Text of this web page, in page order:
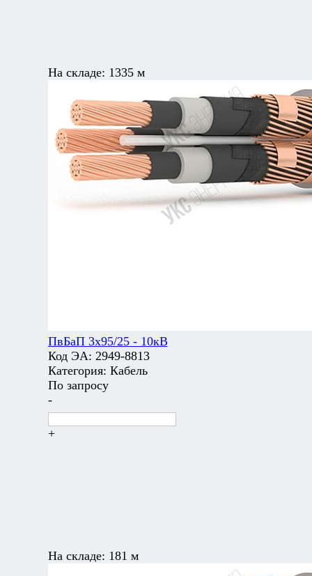
На складе: 1335 м
ПвБаП 3х95/25 - 10кВ
Код ЭА: 2949-8813
Категория: Кабель
По запросу
-
+
На складе: 181 м